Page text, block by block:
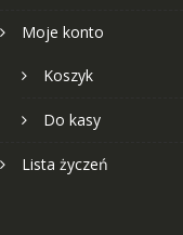
Moje konto
Koszyk
Do kasy
Lista życzeń